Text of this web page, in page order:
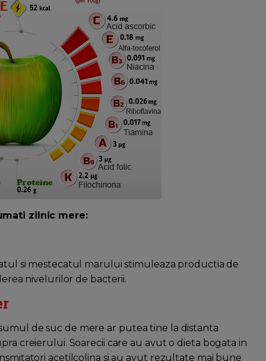
zilnic mere:
si mestecatul marului stimuleaza productia de
nivelurilor de bacterii.
de suc de mere ar putea tine la distanta
creierului. Soarecii care au avut o dieta bogata in
acetilcolina si au avut rezultate mai bune